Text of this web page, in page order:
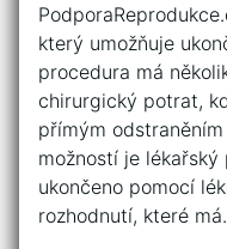
který umožňuje
procedura má
chirurgický potrat,
přímým
možností je
ukončeno pomocí
rozhodnutí, které